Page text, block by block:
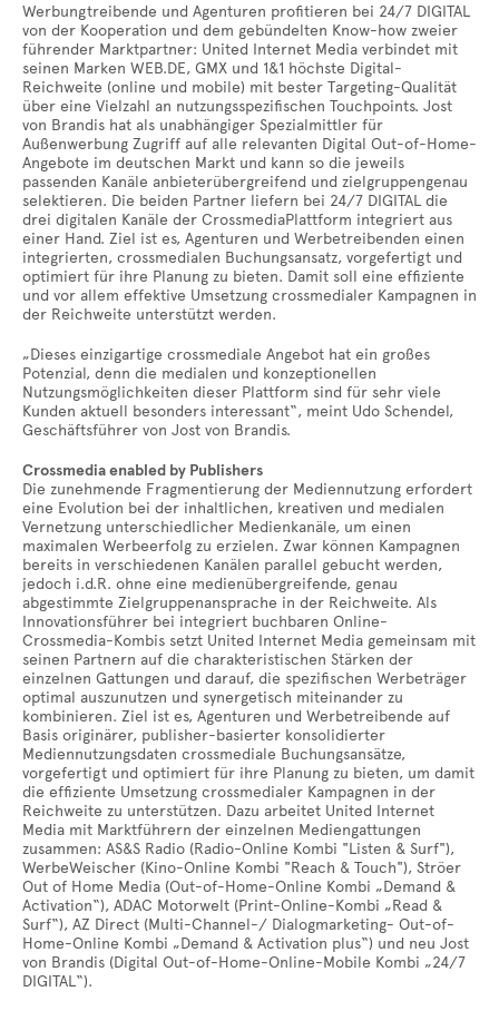
Werbungtreibende und Agenturen profitieren bei 24/7 DIGITAL
von der Kooperation und dem gebündelten Know-how zweier
führender Marktpartner: United Internet Media verbindet mit
seinen Marken WEB.DE, GMX und 1&1 höchste Digital-
Reichweite (online und mobile) mit bester Targeting-Qualität
über eine Vielzahl an nutzungsspezifischen Touchpoints. Jost
von Brandis hat als unabhängiger Spezialmittler für
Außenwerbung Zugriff auf alle relevanten Digital Out-of-Home-
Angebote im deutschen Markt und kann so die jeweils
passenden Kanäle anbieterübergreifend und zielgruppengenau
selektieren. Die beiden Partner liefern bei 24/7 DIGITAL die
drei digitalen Kanäle der CrossmediaPlattform integriert aus
einer Hand. Ziel ist es, Agenturen und Werbetreibenden einen
integrierten, crossmedialen Buchungsansatz, vorgefertigt und
optimiert für ihre Planung zu bieten. Damit soll eine effiziente
und vor allem effektive Umsetzung crossmedialer Kampagnen in
der Reichweite unterstützt werden.
„Dieses einzigartige crossmediale Angebot hat ein großes
Potenzial, denn die medialen und konzeptionellen
Nutzungsmöglichkeiten dieser Plattform sind für sehr viele
Kunden aktuell besonders interessant“, meint Udo Schendel,
Geschäftsführer von Jost von Brandis.
Crossmedia enabled by Publishers
Die zunehmende Fragmentierung der Mediennutzung erfordert
eine Evolution bei der inhaltlichen, kreativen und medialen
Vernetzung unterschiedlicher Medienkanäle, um einen
maximalen Werbeerfolg zu erzielen. Zwar können Kampagnen
bereits in verschiedenen Kanälen parallel gebucht werden,
jedoch i.d.R. ohne eine medienübergreifende, genau
abgestimmte Zielgruppenansprache in der Reichweite. Als
Innovationsführer bei integriert buchbaren Online-
Crossmedia-Kombis setzt United Internet Media gemeinsam mit
seinen Partnern auf die charakteristischen Stärken der
einzelnen Gattungen und darauf, die spezifischen Werbeträger
optimal auszunutzen und synergetisch miteinander zu
kombinieren. Ziel ist es, Agenturen und Werbetreibende auf
Basis originärer, publisher-basierter konsolidierter
Mediennutzungsdaten crossmediale Buchungsansätze,
vorgefertigt und optimiert für ihre Planung zu bieten, um damit
die effiziente Umsetzung crossmedialer Kampagnen in der
Reichweite zu unterstützen. Dazu arbeitet United Internet
Media mit Marktführern der einzelnen Mediengattungen
zusammen: AS&S Radio (Radio-Online Kombi "Listen & Surf"),
WerbeWeischer (Kino-Online Kombi "Reach & Touch"), Ströer
Out of Home Media (Out-of-Home-Online Kombi „Demand &
Activation“), ADAC Motorwelt (Print-Online-Kombi „Read &
Surf“), AZ Direct (Multi-Channel-/ Dialogmarketing- Out-of-
Home-Online Kombi „Demand & Activation plus“) und neu Jost
von Brandis (Digital Out-of-Home-Online-Mobile Kombi „24/7
DIGITAL“).